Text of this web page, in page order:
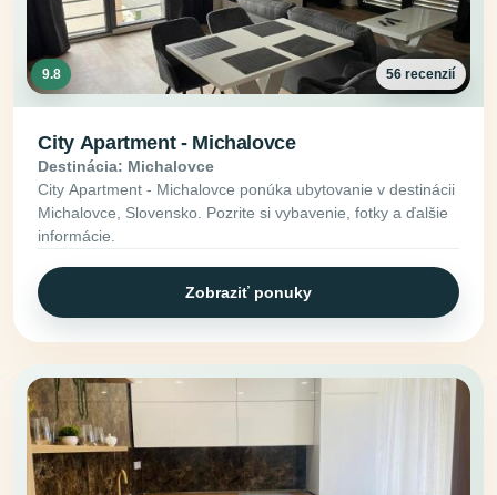
9.8 56 recenzií
City Apartment - Michalovce
Destinácia: Michalovce
City Apartment - Michalovce ponúka ubytovanie v destinácii
Michalovce, Slovensko. Pozrite si vybavenie, fotky a ďalšie
informácie.
Zobraziť ponuky